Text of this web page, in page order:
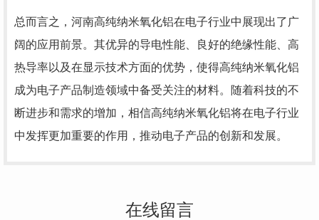
总而言之，河南高纯纳米氧化铝在电子行业中展现出了广
阔的应用前景。其优异的导电性能、良好的绝缘性能、高
热导率以及在显示技术方面的优势，使得高纯纳米氧化铝
成为电子产品制造领域中备受关注的材料。随着科技的不
断进步和需求的增加，相信高纯纳米氧化铝将在电子行业
中发挥更加重要的作用，推动电子产品的创新和发展。
在线留言